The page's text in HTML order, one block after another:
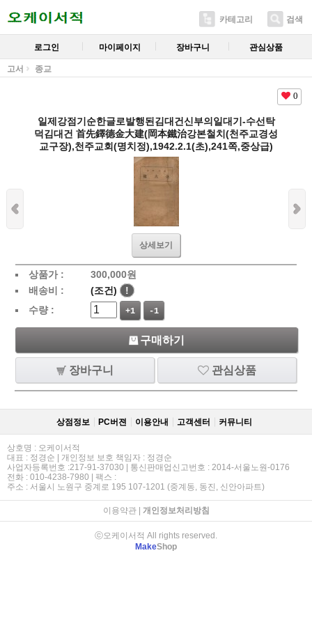
카테고리 검색
로그인 마이페이지 장바구니 관심상품
고서 종교
0
일제강점기순한글로발행된김대건신부의일대기-수선탁
덕김대건 首先鐸德金大建(岡本鐵治강본철치(천주교경성
교구장),천주교회(명치정),1942.2.1(초),241쪽,중상급)
상세보기
상품가 : 300,000원
배송비 :
(조건)
!
수량 :
+1 -1
구매하기
장바구니 관심상품
상점정보 PC버젼 이용안내 고객센터 커뮤니티
상호명 : 오케이서적
대표 : 정경순 | 개인정보 보호 책임자 : 정경순
사업자등록번호 :217-91-37030 | 통신판매업신고번호 : 2014-서울노원-0176
전화 : 010-4238-7980 | 팩스 :
주소 : 서울시 노원구 중계로 195 107-1201 (중계동, 동진, 신안아파트)
이용약관| 개인정보처리방침
ⓒ오케이서적 All rights reserved.
MakeShop